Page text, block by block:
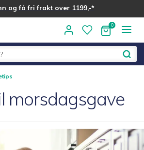
og få fri frakt over 1199,-*
morsdagsgave